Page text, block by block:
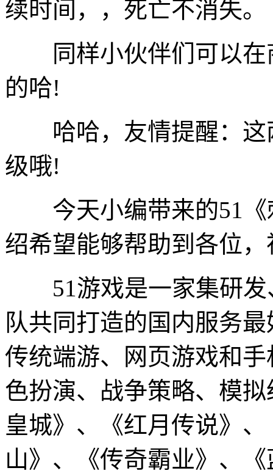
续时间，，死亡不消失。
同样小伙伴们可以在
的哈!
哈哈，友情提醒：这
级哦!
今天小编带来的51《
绍希望能够帮助到各位
51游戏是一家集研发
队共同打造的国内服务
传统端游、网页游戏和
色扮演、战争策略、模
皇城》、《红月传说》
山》、《传奇霸业》、